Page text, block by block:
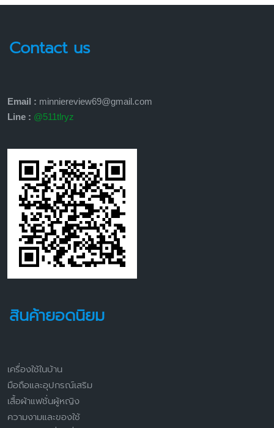
Contact us
Email : minniereview69@gmail.com
Line : @511tlryz
สินค้ายอดนิยม
เครื่องใช้ในบ้าน
มือถือและอุปกรณ์เสริม
เสื้อผ้าแฟชั่นผู้หญิง
ความงามและของใช้